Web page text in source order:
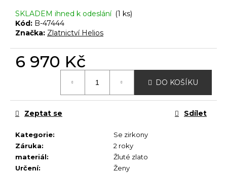
SKLADEM ihned k odeslání (1 ks)
Kód: B-47444
Značka: Zlatnictví Helios
6 970 Kč
DO KOŠÍKU
Kategorie:
Se zirkony
Záruka:
2 roky
materiál:
Žluté zlato
Určení:
Ženy
Zeptat se Sdílet
D
o
p
o
e
e